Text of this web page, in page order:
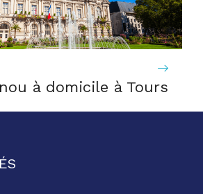
à domicile à Tours